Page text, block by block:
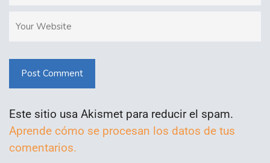
Post Comment
Este sitio usa Akismet para reducir el spam.
Aprende cómo se procesan los datos de tus
comentarios.